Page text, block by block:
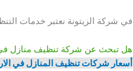
في شركة الزيتونة نعتبر خدمات
هل تبحث عن شركة تنظيف منازل
أسعار شركات تنظيف المنازل في